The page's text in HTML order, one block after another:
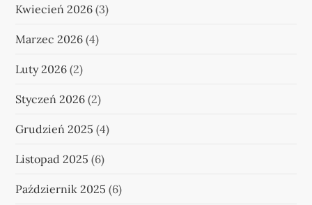
Kwiecień 2026 (3)
Marzec 2026 (4)
Luty 2026 (2)
Styczeń 2026 (2)
Grudzień 2025 (4)
Listopad 2025 (6)
Październik 2025 (6)